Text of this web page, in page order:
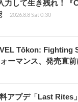
力して生き残れ！
2026.8.8 Sat 0:30
Tōkon: Fighting
ーマンス、発売直
アプデ「Last